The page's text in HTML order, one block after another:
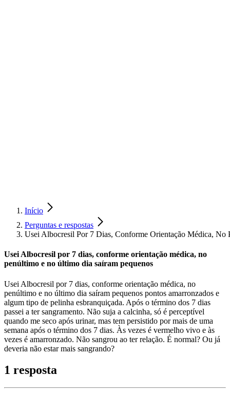
Início
Perguntas e respostas
Usei Albocresil Por 7 Dias, Conforme Orientação Médica,
Usei Albocresil por 7 dias, conforme orientação médica, no
penúltimo e no último dia saíram pequenos
Usei Albocresil por 7 dias, conforme orientação médica, no
penúltimo e no último dia saíram pequenos pontos amarronzados e
algum tipo de pelinha esbranquiçada. Após o término dos 7 dias
passei a ter sangramento. Não suja a calcinha, só é perceptível
quando me seco após urinar, mas tem persistido por mais de uma
semana após o término dos 7 dias. Às vezes é vermelho vivo e às
vezes é amarronzado. Não sangrou ao ter relação. É normal? Ou já
deveria não estar mais sangrando?
1 resposta